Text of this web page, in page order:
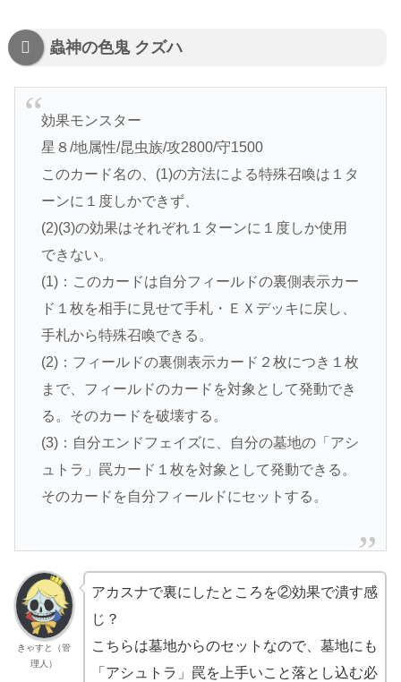
蟲神の色鬼 クズハ
効果モンスター
星８/地属性/昆虫族/攻2800/守1500
このカード名の、(1)の方法による特殊召喚は１タ
ーンに１度しかできず、
(2)(3)の効果はそれぞれ１ターンに１度しか使用
できない。
(1)：このカードは自分フィールドの裏側表示カー
ド１枚を相手に見せて手札・ＥＸデッキに戻し、
手札から特殊召喚できる。
(2)：フィールドの裏側表示カード２枚につき１枚
まで、フィールドのカードを対象として発動でき
る。そのカードを破壊する。
(3)：自分エンドフェイズに、自分の墓地の「アシ
ュトラ」罠カード１枚を対象として発動できる。
そのカードを自分フィールドにセットする。
きゃすと（管
理人）
アカスナで裏にしたところを②効果で潰す感
じ？
こちらは墓地からのセットなので、墓地にも
「アシュトラ」罠を上手いこと落とし込む必